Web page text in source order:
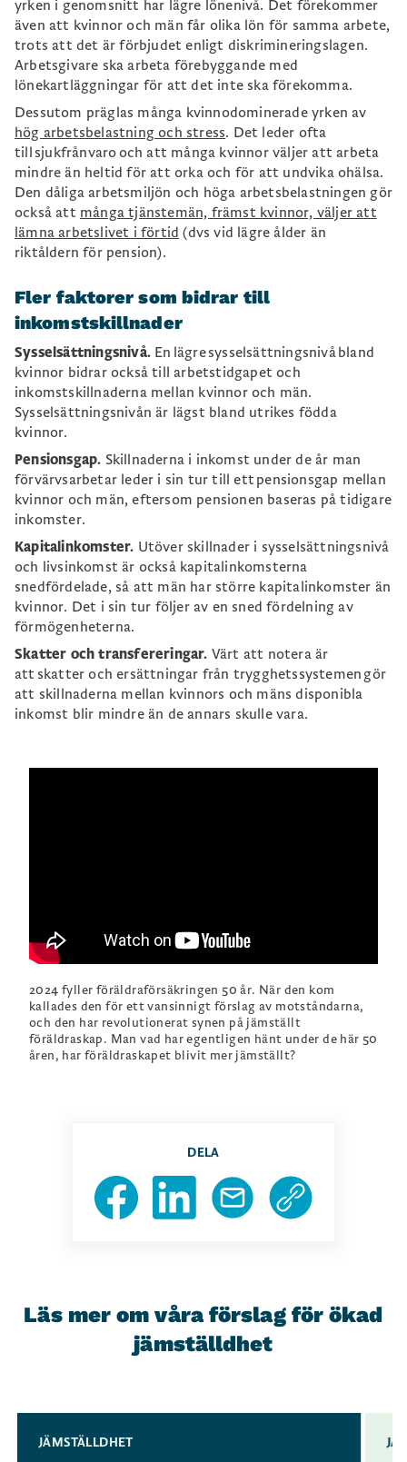
DELA
yrken i genomsnitt har lägre lönenivå. Det förekommer
även att kvinnor och män får olika lön för samma arbete,
trots att det är förbjudet enligt diskrimineringslagen.
Arbetsgivare ska arbeta förebyggande med
lönekartläggningar för att det inte ska förekomma.
Dessutom präglas många kvinnodominerade yrken av
hög arbetsbelastning och stress. Det leder ofta
till sjukfrånvaro och att många kvinnor väljer att arbeta
mindre än heltid för att orka och för att undvika ohälsa.
Den dåliga arbetsmiljön och höga arbetsbelastningen gör
också att många tjänstemän, främst kvinnor, väljer att
lämna arbetslivet i förtid (dvs vid lägre ålder än
riktåldern för pension).
Fler faktorer som bidrar till
inkomstskillnader
Sysselsättningsnivå. En lägre sysselsättningsnivå bland
kvinnor bidrar också till arbetstidgapet och
inkomstskillnaderna mellan kvinnor och män.
Sysselsättningsnivån är lägst bland utrikes födda
kvinnor.
Pensionsgap. Skillnaderna i inkomst under de år man
förvärvsarbetar leder i sin tur till ett pensionsgap mellan
kvinnor och män, eftersom pensionen baseras på tidigare
inkomster.
Kapitalinkomster. Utöver skillnader i sysselsättningsnivå
och livsinkomst är också kapitalinkomsterna
snedfördelade, så att män har större kapitalinkomster än
kvinnor. Det i sin tur följer av en sned fördelning av
förmögenheterna.
Skatter och transfereringar. Värt att notera är
att skatter och ersättningar från trygghetssystemen gör
att skillnaderna mellan kvinnors och mäns disponibla
inkomst blir mindre än de annars skulle vara.
2024 fyller föräldraförsäkringen 50 år. När den kom
kallades den för ett vansinnigt förslag av motståndarna,
och den har revolutionerat synen på jämställt
föräldraskap. Man vad har egentligen hänt under de här 50
åren, har föräldraskapet blivit mer jämställt?
Läs mer om våra förslag för ökad
jämställdhet
JÄMSTÄLLDHET